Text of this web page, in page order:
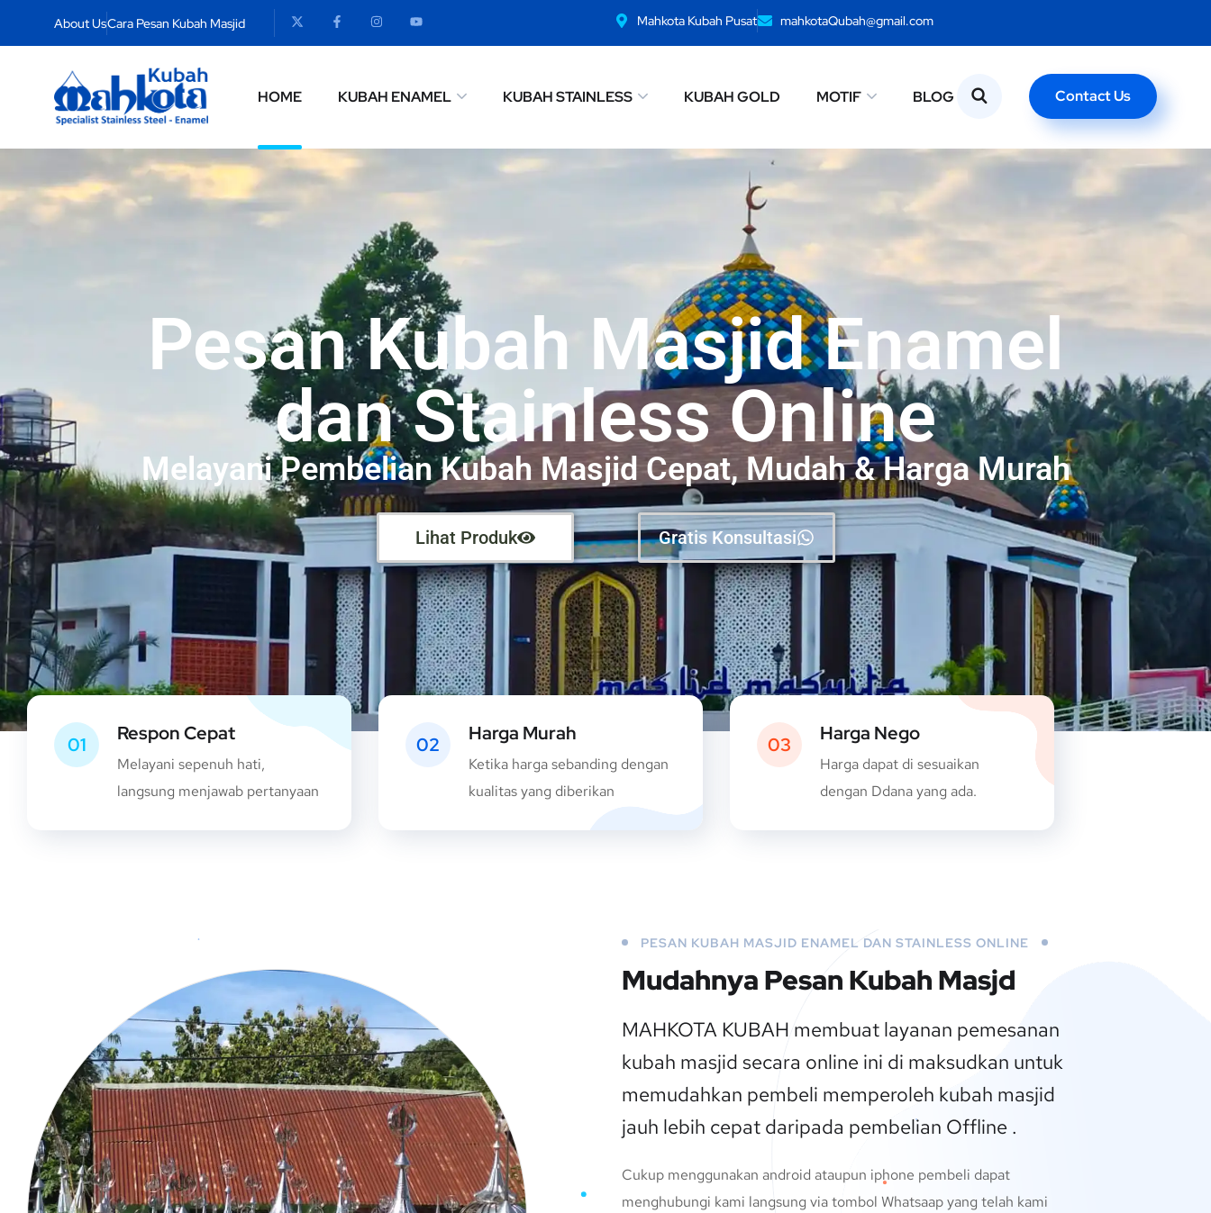
About UsCara Pesan Kubah Masjid Mahkota Kubah Pusat mahkotaQubah@gmail.com
HOME KUBAH ENAMEL KUBAH STAINLESS KUBAH GOLD MOTIF BLOG Contact Us
Pesan Kubah Masjid Enamel
dan Stainless Online
Melayani Pembelian Kubah Masjid Cepat, Mudah & Harga Murah
Lihat Produk Gratis Konsultasi
01 Respon Cepat
Melayani sepenuh hati,
langsung menjawab pertanyaan
02 Harga Murah
Ketika harga sebanding dengan
kualitas yang diberikan
03 Harga Nego
Harga dapat di sesuaikan
dengan Ddana yang ada.
PESAN KUBAH MASJID ENAMEL DAN STAINLESS ONLINE
Mudahnya Pesan Kubah Masjd
MAHKOTA KUBAH membuat layanan pemesanan
kubah masjid secara online ini di maksudkan untuk
memudahkan pembeli memperoleh kubah masjid
jauh lebih cepat daripada pembelian Offline .
Cukup menggunakan android ataupun iphone pembeli dapat
menghubungi kami langsung via tombol Whatsaap yang telah kami